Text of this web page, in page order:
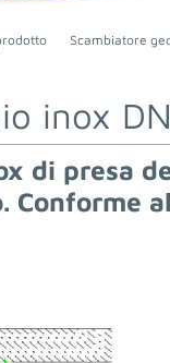
Scambiatore
inox
di presa
Conforme